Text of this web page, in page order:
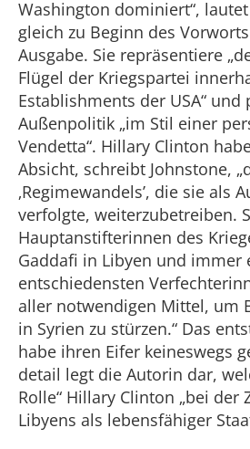
Washington dominiert“,
gleich zu Beginn des
Ausgabe. Sie repräsentiere
Flügel der Kriegspartei
Establishments der USA“ und
Außenpolitik „im Stil einer
Vendetta“. Hillary Clinton
Absicht, schreibt Johnstone,
‚Regimewandels’, die sie als
verfolgte, weiterzubetreiben.
Hauptanstifterinnen des
Gaddafi in Libyen und immer
entschiedensten
aller notwendigen Mittel, um
in Syrien zu stürzen.“ Das
habe ihren Eifer keineswegs
detail legt die Autorin dar,
Rolle“ Hillary Clinton „bei der
Libyens als lebensfähiger